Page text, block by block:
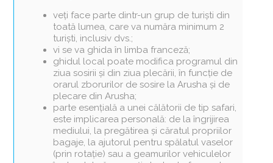
veți face parte dintr-un grup de turiști din
toată lumea, care va număra minimum 2
turiști, inclusiv dvs.;
vi se va ghida în limba franceză;
ghidul local poate modifica programul din
ziua sosirii și din ziua plecării, în funcție de
orarul zborurilor de sosire la Arusha și de
plecare din Arusha;
parte esențială a unei călătorii de tip safari,
este implicarea personală: de la îngrijirea
mediului, la pregătirea și căratul propriilor
bagaje, la ajutorul pentru spălatul vaselor
(prin rotație) sau a geamurilor vehiculelor